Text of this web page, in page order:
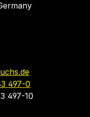
497-0
497-10